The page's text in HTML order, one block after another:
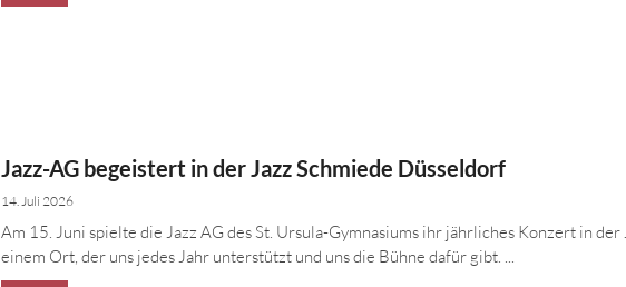
Jazz-AG begeistert in der Jazz Schmiede Düsseldorf
14. Juli 2026
Am 15. Juni spielte die Jazz AG des St. Ursula-Gymnasiums ihr jährliches Konzert in der
einem Ort, der uns jedes Jahr unterstützt und uns die Bühne dafür gibt. ...